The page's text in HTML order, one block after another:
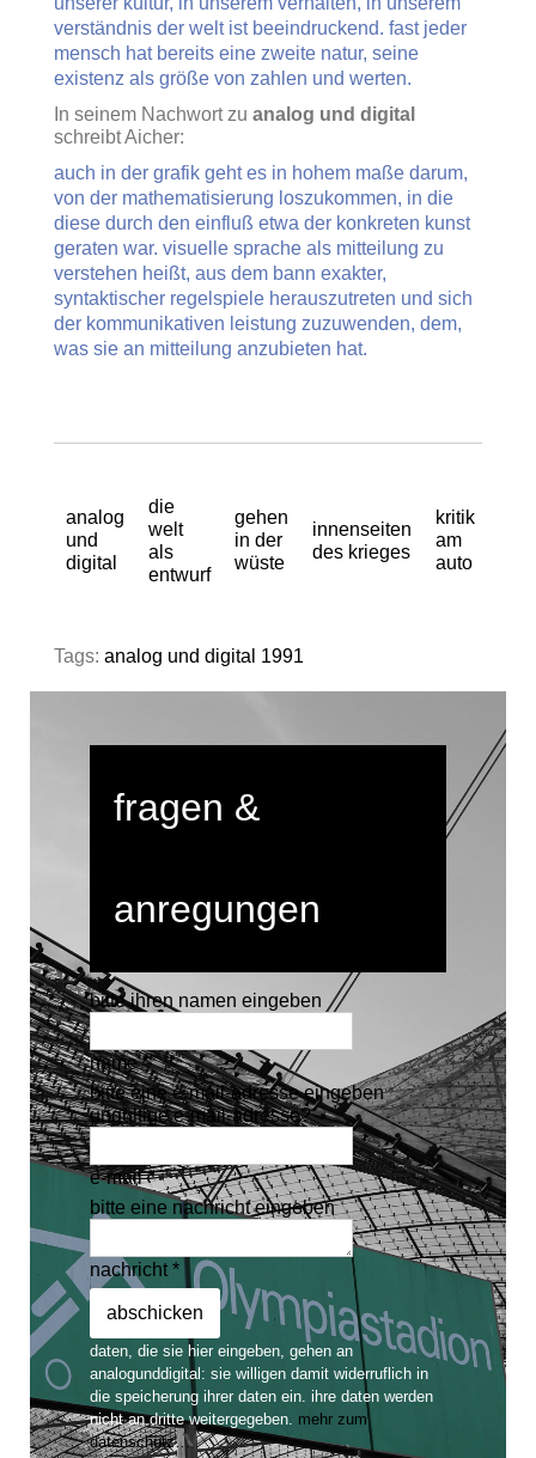
verständnis der welt ist beeindruckend. fast jeder
mensch hat bereits eine zweite natur, seine
existenz als größe von zahlen und werten.
In seinem Nachwort zu analog und digital
schreibt Aicher:
auch in der grafik geht es in hohem maße darum,
von der mathematisierung loszukommen, in die
diese durch den einfluß etwa der konkreten kunst
geraten war. visuelle sprache als mitteilung zu
verstehen heißt, aus dem bann exakter,
syntaktischer regelspiele herauszutreten und sich
der kommunikativen leistung zuzuwenden, dem,
was sie an mitteilung anzubieten hat.
analog
und
digital
die
welt
als
entwurf
gehen
in der
wüste
innenseiten
des krieges
kritik
am
auto
Tags: analog und digital 1991
fragen &
anregungen
bitte ihren namen eingeben
name *
bitte eine e-mail-adresse eingeben
ungültige e-mail-adresse?
e-mail *
bitte eine nachricht eingeben
nachricht *
daten, die sie hier eingeben, gehen an
analogunddigital: sie willigen damit widerruflich in
die speicherung ihrer daten ein. ihre daten werden
nicht an dritte weitergegeben. mehr zum
datenschutz…